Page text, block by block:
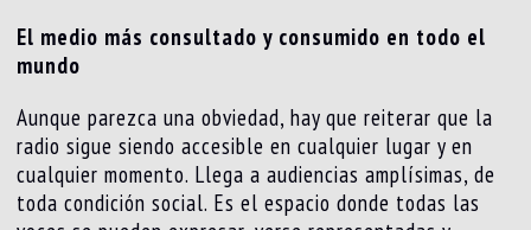
El medio más consultado y consumido en todo el
mundo
Aunque parezca una obviedad, hay que reiterar que la
radio sigue siendo accesible en cualquier lugar y en
cualquier momento. Llega a audiencias amplísimas, de
toda condición social. Es el espacio donde todas las